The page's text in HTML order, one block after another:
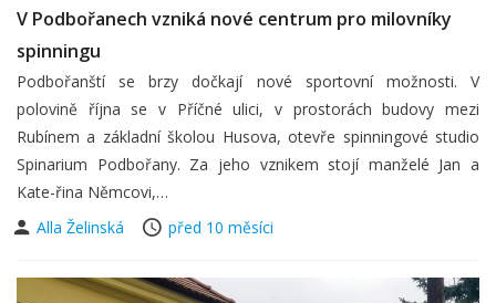
V Podbořanech vzniká nové centrum pro milovníky
spinningu
Podbořanští se brzy dočkají nové sportovní možnosti. V
polovině října se v Příčné ulici, v prostorách budovy mezi
Rubínem a základní školou Husova, otevře spinningové studio
Spinarium Podbořany. Za jeho vznikem stojí manželé Jan a
Kate-řina Němcovi,…
Alla Želinská
před 10 měsíci